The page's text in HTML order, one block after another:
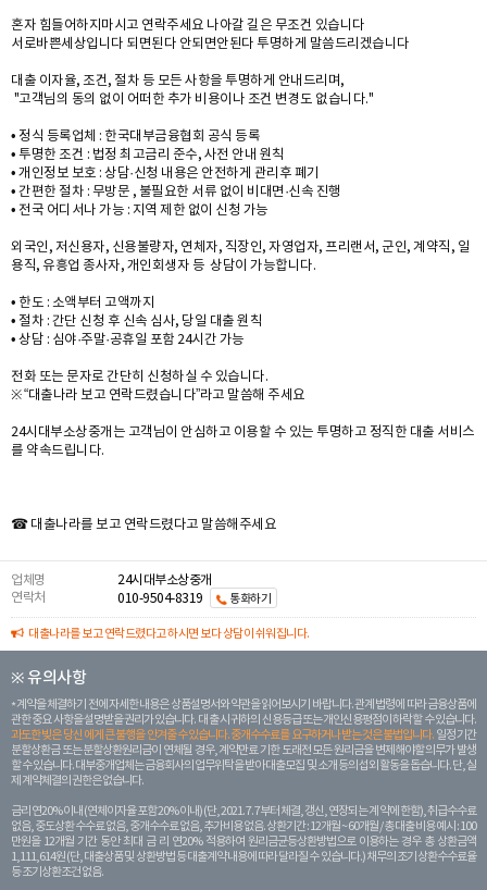
혼자 힘들어하지마시고 연락주세요 나아갈 길은 무조건 있습니다
서로바쁜세상입니다 되면된다 안되면안된다 투명하게 말씀드리겠습니다
대출 이자율, 조건, 절차 등 모든 사항을 투명하게 안내드리며,
"고객님의 동의 없이 어떠한 추가 비용이나 조건 변경도 없습니다."
• 정식 등록업체 : 한국대부금융협회 공식 등록
• 투명한 조건 : 법정 최고금리 준수, 사전 안내 원칙
• 개인정보 보호 : 상담·신청 내용은 안전하게 관리후 폐기
• 간편한 절차 : 무방문 , 불필요한 서류 없이 비대면·신속 진행
• 전국 어디서나 가능 : 지역 제한 없이 신청 가능
외국인, 저신용자, 신용불량자, 연체자, 직장인, 자영업자, 프리랜서, 군인, 계약직, 일
용직, 유흥업 종사자, 개인회생자 등 상담이 가능합니다.
• 한도 : 소액부터 고액까지
• 절차 : 간단 신청 후 신속 심사, 당일 대출 원칙
• 상담 : 심야·주말·공휴일 포함 24시간 가능
전화 또는 문자로 간단히 신청하실 수 있습니다.
※ “대출나라 보고 연락드렸습니다”라고 말씀해 주세요
24시대부소상중개는 고객님이 안심하고 이용할 수 있는 투명하고 정직한 대출 서비스
를 약속드립니다.
☎ 대출나라를 보고 연락드렸다고 말씀해주세요
업체명
24시대부소상중개
연락처
010-9504-8319 통화하기
대출나라를 보고 연락드렸다고 하시면 보다 상담이 쉬워집니다.
※ 유의사항
계약을 체결하기 전에 자세한 내용은 상품설명서와 약관을 읽어보시기 바랍니다. 관계 법령에 따라 금융상품에
관한 중요 사항을 설명받을 권리가 있습니다. 대 출 시 귀하의 신용등급 또는 개인신용평점이 하락할 수 있습니다.
과도한 빚은 당신 에게 큰 불행을 안겨줄 수 있습니다. 중개수수료를 요구하거나 받는 것은 불법입니다. 일정 기간
분할상환금 또는 분할상환원리금이 연체될 경우, 계약만료 기한 도래전 모든 원리금을 변제해야할 의무가 발생
할 수 있습니다. 대부중개업체는 금융회사의 업무위탁을 받아 대출모집 및 소개 등의 섭외 활동을 돕습니다. 단, 실
제 계약체결의 권한은 없습니다.
금리 연20% 이내 (연체이자율 포함 20% 이내) (단, 2021. 7. 7부터 체결, 갱신, 연장되는 계 약에 한함), 취급수수료
없음, 중도상환 수수료 없음, 중개수수료 없음, 추가비용 없음. 상환기간 : 12개월 ~ 60개월 / 총 대출 비용 예시 : 100
만원을 12개월 기간 동안 최대 금 리 연20% 적용하여 원리금균등상환방법으로 이용하는 경우 총 상환금액
1,111,614원 (단, 대출상품 및 상환방법 등 대출계약 내용에 따라 달라질 수 있습니다.) 채무의 조기 상환수수료율
등 조기상환조건 없음.